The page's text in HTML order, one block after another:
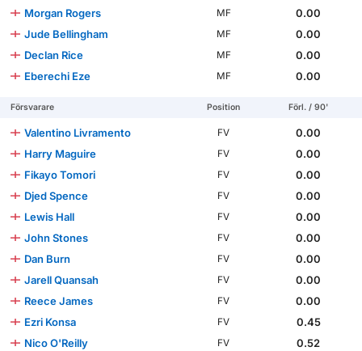
Morgan Rogers
MF
0.00
Jude Bellingham
MF
0.00
Declan Rice
MF
0.00
Eberechi Eze
MF 0.00
Försvarare Position Förl. / 90'
Valentino Livramento FV
0.00
Harry Maguire
FV
0.00
Fikayo Tomori
FV
0.00
Djed Spence
FV
0.00
Lewis Hall
FV
0.00
John Stones
FV
0.00
Dan Burn
FV
0.00
Jarell Quansah
FV
0.00
Reece James
FV
0.00
Ezri Konsa
FV
0.45
Nico O'Reilly
FV
0.52